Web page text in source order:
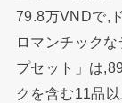
79.8万VNDで,
ロマンチック
プセット」は
クを含む11品